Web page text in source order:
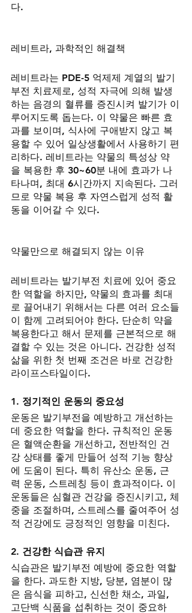
다.
레비트라, 과학적인 해결책
레비트라는 PDE-5 억제제 계열의 발기
부전 치료제로, 성적 자극에 의해 발생
하는 음경의 혈류를 증진시켜 발기가 이
루어지도록 돕는다. 이 약물은 빠른 효
과를 보이며, 식사에 구애받지 않고 복
용할 수 있어 일상생활에서 사용하기 편
리하다. 레비트라는 약물의 특성상 약
을 복용한 후 30~60분 내에 효과가 나
타나며, 최대 6시간까지 지속된다. 그러
므로 약물 복용 후 자연스럽게 성적 활
동을 이어갈 수 있다.
약물만으로 해결되지 않는 이유
레비트라는 발기부전 치료에 있어 중요
한 역할을 하지만, 약물의 효과를 최대
로 끌어내기 위해서는 다른 여러 요소들
이 함께 고려되어야 한다. 단순히 약을
복용한다고 해서 문제를 근본적으로 해
결할 수 있는 것은 아니다. 건강한 성적
삶을 위한 첫 번째 조건은 바로 건강한
라이프스타일이다.
1. 정기적인 운동의 중요성
운동은 발기부전을 예방하고 개선하는
데 중요한 역할을 한다. 규칙적인 운동
은 혈액순환을 개선하고, 전반적인 건
강 상태를 좋게 만들어 성적 기능 향상
에 도움이 된다. 특히 유산소 운동, 근
력 운동, 스트레칭 등이 효과적이다. 이
운동들은 심혈관 건강을 증진시키고, 체
중을 조절하며, 스트레스를 줄여주어 성
적 건강에도 긍정적인 영향을 미친다.
2. 건강한 식습관 유지
식습관은 발기부전 예방에 중요한 역할
을 한다. 과도한 지방, 당분, 염분이 많
은 음식을 피하고, 신선한 채소, 과일,
고단백 식품을 섭취하는 것이 중요하